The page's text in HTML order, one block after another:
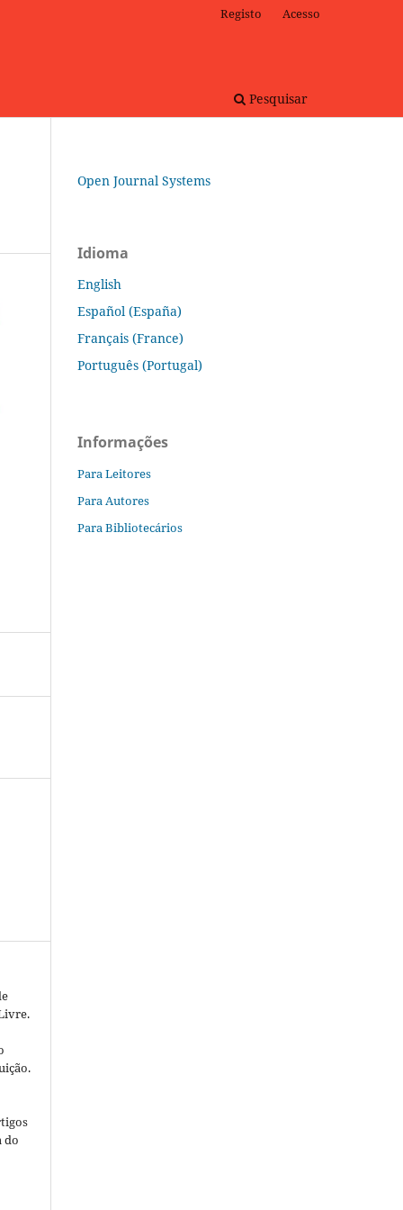
Pesquisar
Registo Acesso
do
Open Journal Systems
Idioma
English
Español (España)
Français (France)
Português (Portugal)
Informações
Para Leitores
Para Autores
Para Bibliotecários